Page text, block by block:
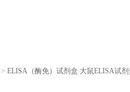
> ELISA（酶免）试剂盒 大鼠ELISA试剂